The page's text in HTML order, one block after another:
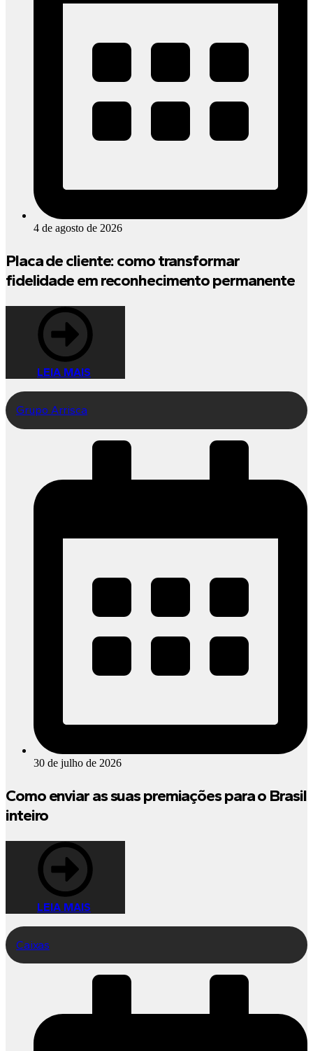
4 de agosto de 2026
Placa de cliente: como transformar
fidelidade em reconhecimento permanente
LEIA MAIS
Grupo Arrisca
30 de julho de 2026
Como enviar as suas premiações para o Brasil
inteiro
LEIA MAIS
Caixas